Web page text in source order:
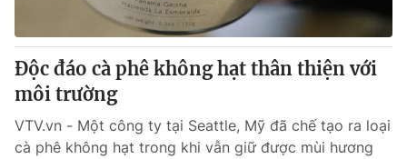
Độc đáo cà phê không hạt thân thiện với
môi trường
VTV.vn - Một công ty tại Seattle, Mỹ đã chế tạo ra loại
cà phê không hạt trong khi vẫn giữ được mùi hương